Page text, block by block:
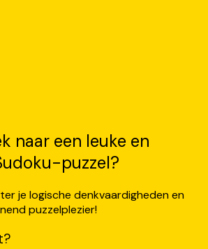
naar een leuke en
puzzel?
je logische denkvaardigheden en
puzzelplezier!